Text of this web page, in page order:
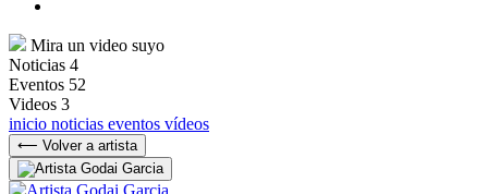
Mira un video suyo
Noticias 4
Eventos 52
Videos 3
inicio noticias eventos vídeos
⟵ Volver a artista